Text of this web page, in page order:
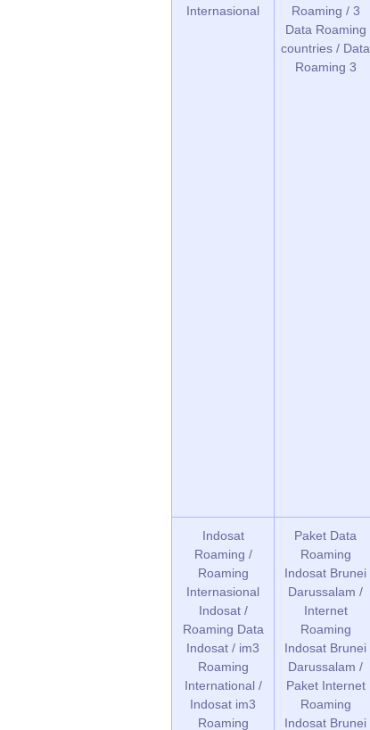
Internasional
Roaming / 3
Data Roaming
countries / Data
Roaming 3
Indosat
Roaming /
Roaming
Internasional
Indosat /
Roaming Data
Indosat / im3
Roaming
International /
Indosat im3
Roaming
Paket Data
Roaming
Indosat Brunei
Darussalam /
Internet
Roaming
Indosat Brunei
Darussalam /
Paket Internet
Roaming
Indosat Brunei